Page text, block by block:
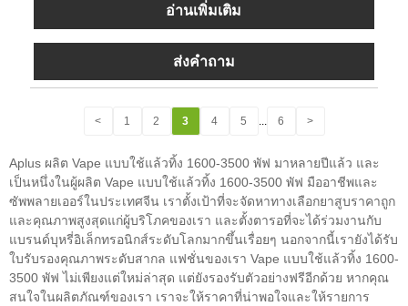
อ่านเพิ่มเติม
ส่งคำถาม
< 1 2 3 4 5 ... 6 >
Aplus ผลิต Vape แบบใช้แล้วทิ้ง 1600-3500 พัฟ มาหลายปีแล้ว และ
เป็นหนึ่งในผู้ผลิต Vape แบบใช้แล้วทิ้ง 1600-3500 พัฟ มืออาชีพและ
ซัพพลายเออร์ในประเทศจีน เราตั้งเป้าที่จะจัดหาทางเลือกยาสูบราคาถูก
และคุณภาพสูงสุดแก่ผู้บริโภคของเรา และตั้งตารอที่จะได้ร่วมงานกับ
แบรนด์บุหรี่อิเล็กทรอนิกส์ระดับโลกมากขึ้นเรื่อยๆ นอกจากนี้เรายังได้รับ
ใบรับรองคุณภาพระดับสากล แฟชั่นของเรา Vape แบบใช้แล้วทิ้ง 1600-
3500 พัฟ ไม่เพียงแต่ใหม่ล่าสุด แต่ยังรองรับตัวอย่างฟรีอีกด้วย หากคุณ
สนใจในผลิตภัณฑ์ของเรา เราจะให้ราคาที่น่าพอใจและให้รายการ